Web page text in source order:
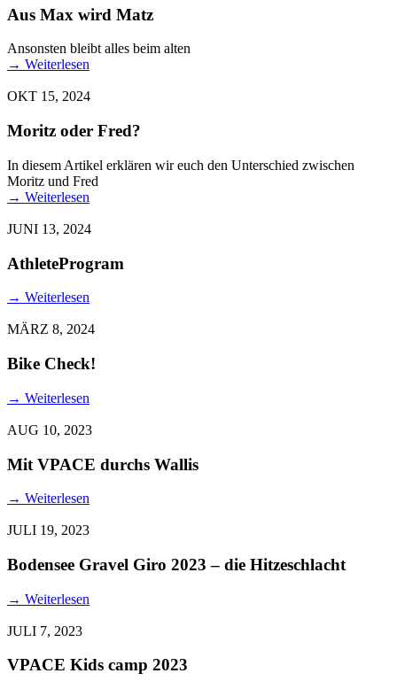
Aus Max wird Matz
Ansonsten bleibt alles beim alten
→ Weiterlesen
OKT 15, 2024
Moritz oder Fred?
In diesem Artikel erklären wir euch den Unterschied zwischen
Moritz und Fred
→ Weiterlesen
JUNI 13, 2024
AthleteProgram
→ Weiterlesen
MÄRZ 8, 2024
Bike Check!
→ Weiterlesen
AUG 10, 2023
Mit VPACE durchs Wallis
→ Weiterlesen
JULI 19, 2023
Bodensee Gravel Giro 2023 – die Hitzeschlacht
→ Weiterlesen
JULI 7, 2023
VPACE Kids camp 2023